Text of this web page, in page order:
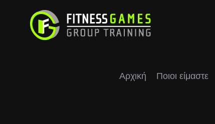
περιεχόμενο
Αρχική Ποιοι είμαστε